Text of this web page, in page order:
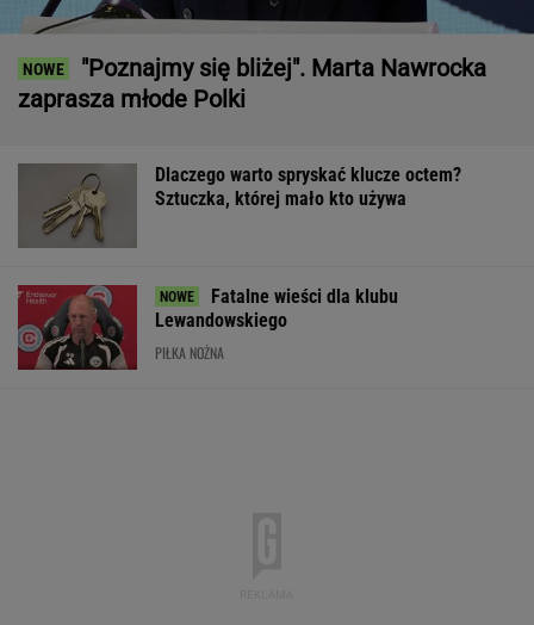
"Poznajmy się bliżej". Marta Nawrocka
zaprasza młode Polki
Dlaczego warto spryskać klucze octem?
Sztuczka, której mało kto używa
Fatalne wieści dla klubu
Lewandowskiego
PIŁKA NOŻNA